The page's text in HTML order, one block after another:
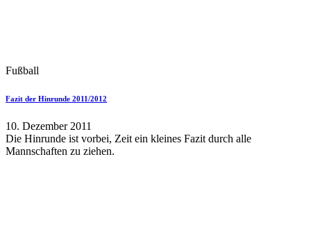
Fußball
Fazit der Hinrunde 2011/2012
10. Dezember 2011
Die Hinrunde ist vorbei, Zeit ein kleines Fazit durch alle
Mannschaften zu ziehen.